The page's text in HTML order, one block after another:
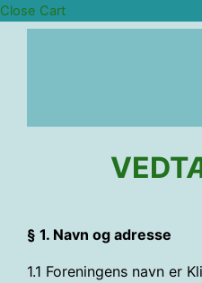
Close Cart
§ 1. Navn og adresse
1.1 Foreningens navn er